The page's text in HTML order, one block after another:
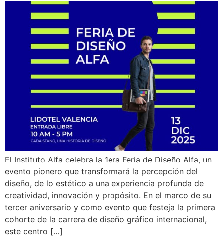
El Instituto Alfa celebra la 1era Feria de Diseño Alfa, un
evento pionero que transformará la percepción del
diseño, de lo estético a una experiencia profunda de
creatividad, innovación y propósito. En el marco de su
tercer aniversario y como evento que festeja la primera
cohorte de la carrera de diseño gráfico internacional,
este centro […]